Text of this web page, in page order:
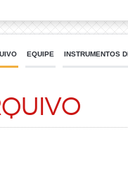
EQUIPE INSTRUMENTOS